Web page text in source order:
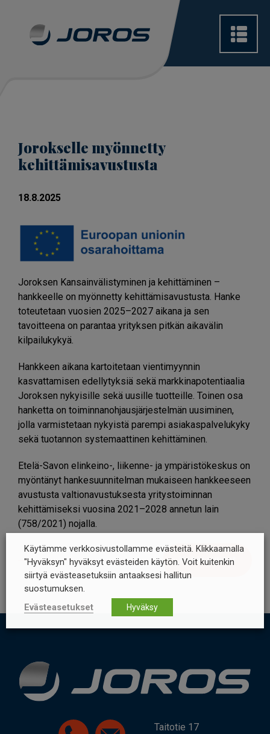
Jorokselle myönnetty
kehittämisavustusta
18.8.2025
Joroksen Kansainvälistyminen ja kehittäminen –
hankkeelle on myönnetty kehittämisavustusta. Hanke
toteutetaan vuosien 2025–2027 aikana ja sen
tavoitteena on parantaa yrityksen pitkän aikavälin
kilpailukykyä.
Hankkeen aikana kartoitetaan vientimyynnin
kasvattamisen edellytyksiä sekä markkinapotentiaalia
Joroksen nykyisille sekä uusille tuotteille. Toinen osa
hanketta on toiminnanohjausjärjestelmän uusiminen,
jolla varmistetaan nykyistä parempi asiakaspalvelukyky
sekä tuotannon systemaattinen kehittäminen.
Etelä-Savon elinkeino-, liikenne- ja ympäristökeskus on
myöntänyt hankesuunnitelman mukaiseen hankkeeseen
avustusta valtionavustuksesta yritystoiminnan
kehittämiseksi vuosina 2021–2028 annetun lain
(758/2021) nojalla.
Kaikki uutiset
Taitotie 17
Käytämme verkkosivustollamme evästeitä. Klikkaamalla
"Hyväksyn" hyväksyt evästeiden käytön. Voit kuitenkin
siirtyä evästeasetuksiin antaaksesi hallitun
suostumuksen.
Evästeasetukset
Hyväksy